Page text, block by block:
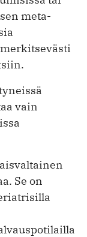
meta-
vain
Se on